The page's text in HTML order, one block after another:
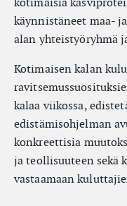
käynnistäneet maa-
alan yhteistyöryhmä
Kotimaisen kalan
kalaa viikossa,
edistämisohjelman
konkreettisia
ja teollisuuteen sekä
vastaamaan